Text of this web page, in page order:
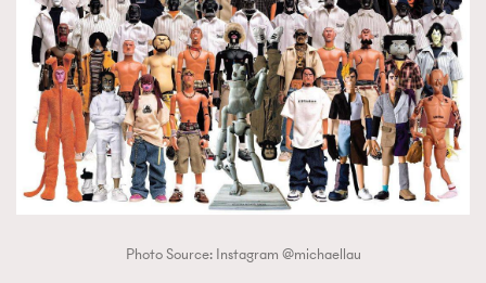
Photo Source: Instagram @michaellau